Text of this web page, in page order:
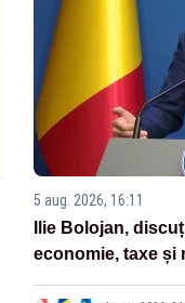
5 aug. 2026, 16:11
Ilie Bolojan,
economie, taxe și